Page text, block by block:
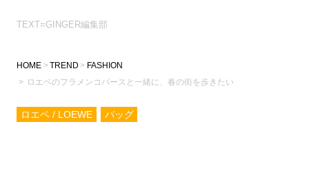
TEXT=GINGER編集部
HOME TREND
FASHION
ロエベのフラメンコパースと一緒に、春の街を歩きたい
ロエベ / LOEWE バッグ